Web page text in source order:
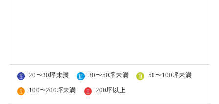
20〜30坪未満 30〜50坪未満 50〜100坪未満
100〜200坪未満 200坪以上